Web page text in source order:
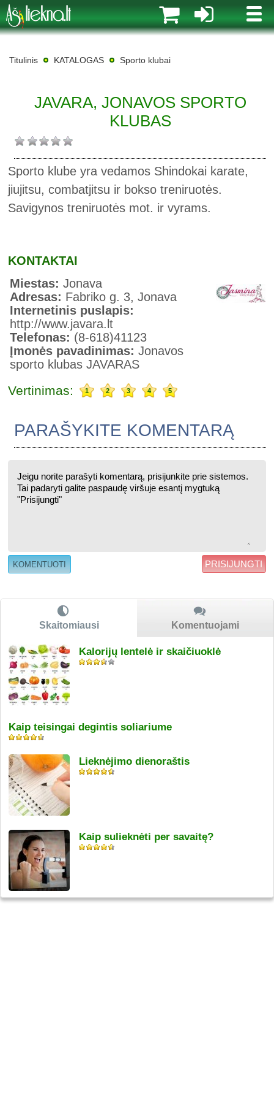
MENIU
Titulinis KATALOGAS Sporto klubai
JAVARA, JONAVOS SPORTO
KLUBAS
Sporto klube yra vedamos Shindokai karate,
jiujitsu, combatjitsu ir bokso treniruotės.
Savigynos treniruotės mot. ir vyrams.
KONTAKTAI
Miestas:Jonava
Adresas: Fabriko g. 3, Jonava
Internetinis puslapis:
http://www.javara.lt
Telefonas: (8-618)41123
Įmonės pavadinimas:Jonavos
sporto klubas JAVARAS
Vertinimas: 1 2 3 4 5
PARAŠYKITE KOMENTARĄ
PRISIJUNGTI
Skaitomiausi Komentuojami
Kalorijų lentelė ir skaičiuoklė
Kaip teisingai degintis soliariume
Lieknėjimo dienoraštis
Kaip sulieknėti per savaitę?